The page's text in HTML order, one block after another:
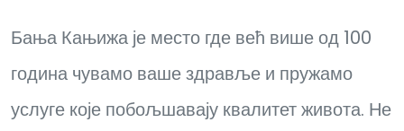
Бања Кањижа је место где већ више од 100
година чувамо ваше здравље и пружамо
услуге које побољшавају квалитет живота. Не